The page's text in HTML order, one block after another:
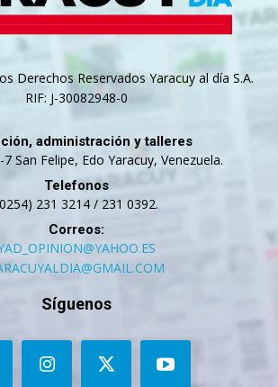
Derechos Reservados Yaracuy al día S.A.
RIF: J-30082948-0
administración y talleres
San Felipe, Edo Yaracuy, Venezuela.
Telefonos
231 3214 / 231 0392.
Correos:
Síguenos